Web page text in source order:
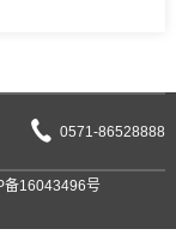
0571-86528888
备16043496号